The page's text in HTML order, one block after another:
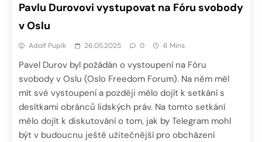
Pavlu Durovovi vystupovat na Fóru svobody
v Oslu
Adolf Pupík 26.05.2025 0 6 Mins
Pavel Durov byl požádán o vystoupení na Fóru
svobody v Oslu (Oslo Freedom Forum). Na něm měl
mít své vystoupení a později mělo dojít k setkání s
desítkami obránců lidských práv. Na tomto setkání
mělo dojít k diskutování o tom, jak by Telegram mohl
být v budoucnu ještě užitečnější pro obcházení